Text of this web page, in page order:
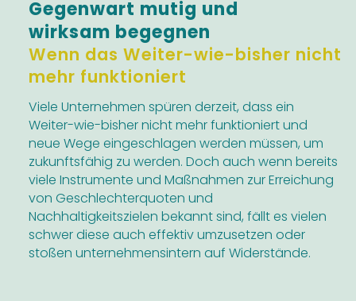
Gegenwart mutig und
wirksam begegnen
Wenn das Weiter-wie-bisher nicht
mehr funktioniert
Viele Unternehmen spüren derzeit, dass ein
Weiter-wie-bisher nicht mehr funktioniert und
neue Wege eingeschlagen werden müssen, um
zukunftsfähig zu werden. Doch auch wenn bereits
viele Instrumente und Maßnahmen zur Erreichung
von Geschlechterquoten und
Nachhaltigkeitszielen bekannt sind, fällt es vielen
schwer diese auch effektiv umzusetzen oder
stoßen unternehmensintern auf Widerstände.